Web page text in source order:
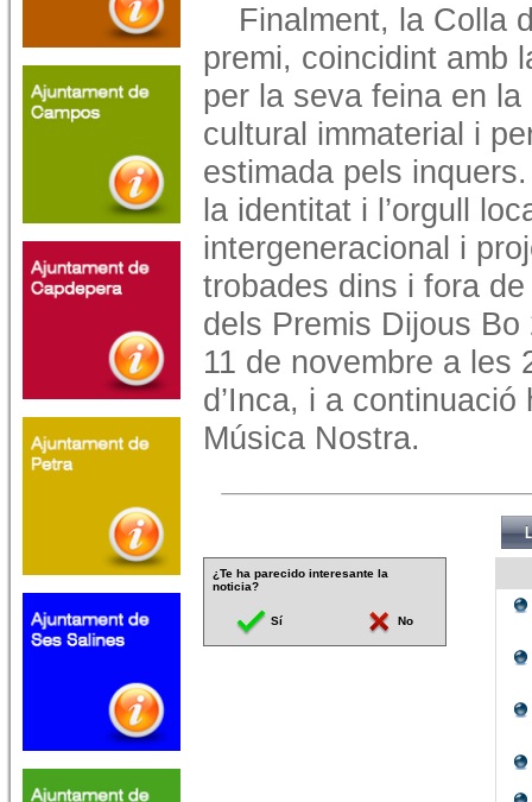
Finalment, la Colla
premi, coincidint amb
per la seva feina en
cultural immaterial i
estimada pels
la identitat i l’orgull
intergeneracional i
trobades dins i fora
dels Premis Dijous
11 de novembre a les
d’Inca, i a
Música Nostra.
¿Te ha parecido interesante la
noticia?
Sí No